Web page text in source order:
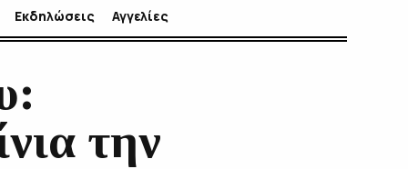
Εκδηλώσεις Αγγελίες
την